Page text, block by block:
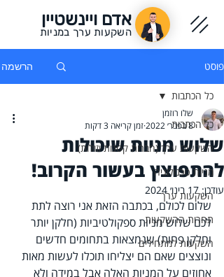
השקעות ערך במניות
אדם ויינשטיין
פוסט הרשמה
כל הכתבות
השקעות ערך (חברות קטנות וזולות)
מניות טכנולוגיה
השקעות ערך
תחרות ההשקעות
השקעות למתחילים
כל הכתבות
שלוש מניות שיכולות
להתפוצץ בעשור הקרוב!
שלו רוזמן
8 בפבר׳ 2022
זמן קריאה 3 דקות
עודכן:17 בינו׳ 2024
שלום לכולם, בכתבה הזאת אני רוצה לתת
לכם שלוש מניות ספקולטיביות (חלקן יותר
וחלקן פחות) שנמצאות בתחומים חדשים
ונוצצים שאם הם יצליחו תוכלו לעשות מאות
אחוזים על המניות האלה אבל במידה ולא